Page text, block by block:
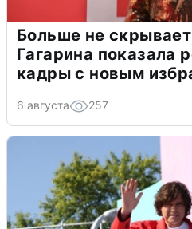
Больше не
Гагарина показала
кадры с новым
6 августа 257